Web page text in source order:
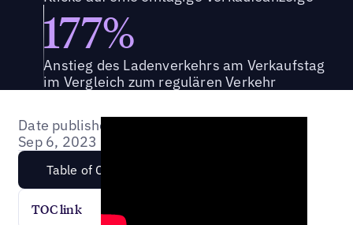
177%
Anstieg des Ladenverkehrs am Verkaufstag
im Vergleich zum regulären Verkehr
Date published:
Sep 6, 2023
Table of Content
TOC link